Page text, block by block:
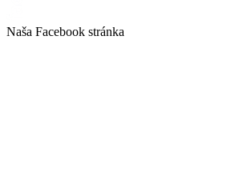
Naša Facebook stránka